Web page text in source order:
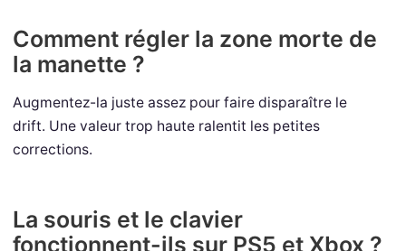
Comment régler la zone morte de
la manette ?
Augmentez-la juste assez pour faire disparaître le
drift. Une valeur trop haute ralentit les petites
corrections.
La souris et le clavier
fonctionnent-ils sur PS5 et Xbox ?